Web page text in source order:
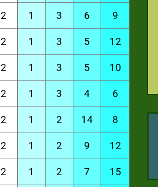
2 1 3 6 9
2 1 3 5 12
2 1 3 5 10
2 1 3 4 6
2 1 2 14 8
2 1 2 9 12
2 1 2 7 15